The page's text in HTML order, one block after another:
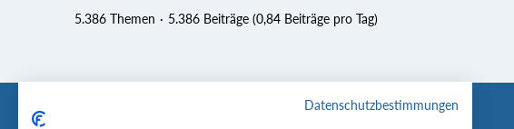
5.386 Themen 5.386 Beiträge (0,84 Beiträge pro Tag)
Datenschutzbestimmungen